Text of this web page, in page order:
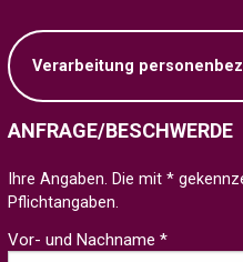
Verarbeitung
ANFRAGE/BESCHWERDE
Ihre Angaben. Die mit *
Pflichtangaben.
Vor- und Nachname *